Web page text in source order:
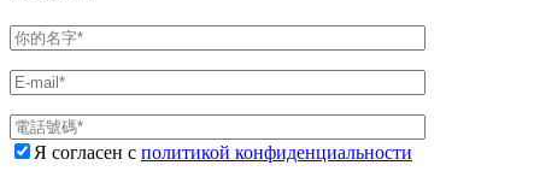
Я согласен с политикой конфиденциальности